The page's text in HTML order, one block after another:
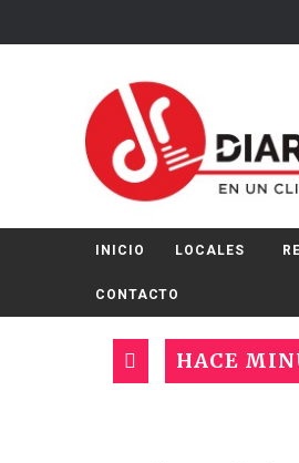
INICIO LOCALES
CONTACTO
HACE